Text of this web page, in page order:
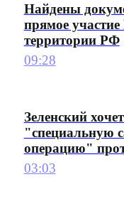
Найдены
прямое
территории РФ
09:28
Зеленский
"специальную
операцию"
03:03